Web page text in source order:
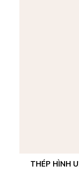
THÉP HÌNH